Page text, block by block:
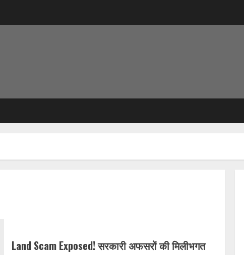
Land Scam Exposed! सरकारी अफसरों की मिलीभगत